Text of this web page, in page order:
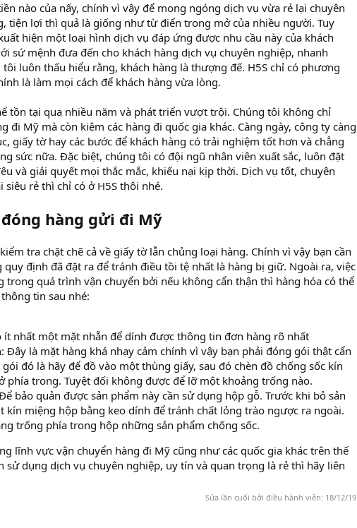
nào của nấy, chính vì vậy để mong ngóng dịch vụ vừa rẻ lại chuyên
tiện lợi thì quả là giống như từ điển trong mở của nhiều người. Tuy
hiện một loại hình dịch vụ đáp ứng được nhu cầu này của khách
sứ mệnh đưa đến cho khách hàng dịch vụ chuyên nghiệp, nhanh
luôn thấu hiểu rằng, khách hàng là thượng đế. H5S chỉ có phương
là làm mọi cách để khách hàng vừa lòng.
tồn tại qua nhiều năm và phát triển vượt trội. Chúng tôi không chỉ
đi Mỹ mà còn kiêm các hàng đi quốc gia khác. Càng ngày, công ty càng
giấy tờ hay các bước để khách hàng có trải nghiệm tốt hơn và chẳng
sức nữa. Đặc biệt, chúng tôi có đội ngũ nhân viên xuất sắc, luôn đặt
và giải quyết mọi thắc mắc, khiếu nại kịp thời. Dịch vụ tốt, chuyên
rẻ thì chỉ có ở H5S thôi nhé.
hàng gửi đi Mỹ
tra chặt chẽ cả về giấy tờ lẫn chủng loại hàng. Chính vì vậy bạn cần
định đã đặt ra để tránh điều tồi tệ nhất là hàng bị giữ. Ngoài ra, việc
trong quá trình vận chuyển bởi nếu không cẩn thận thì hàng hóa có thể
tin sau nhé:
ít nhất một mặt nhẵn để dính được thông tin đơn hàng rõ nhất
Đây là mặt hàng khá nhạy cảm chính vì vậy bạn phải đóng gói thật cẩn
đó là hãy để đồ vào một thùng giấy, sau đó chèn đồ chống sốc kín
phía trong. Tuyệt đối không được để lỡ một khoảng trống nào.
bảo quản được sản phẩm này cần sử dụng hộp gỗ. Trước khi bỏ sản
kín miệng hộp bằng keo dính để tránh chất lỏng trào ngược ra ngoài.
trống phía trong hộp những sản phẩm chống sốc.
lĩnh vực vận chuyển hàng đi Mỹ cũng như các quốc gia khác trên thế
sử dụng dịch vụ chuyên nghiệp, uy tín và quan trọng là rẻ thì hãy liên
Sửa lần cuối bởi điều hành viên: 18/12/19